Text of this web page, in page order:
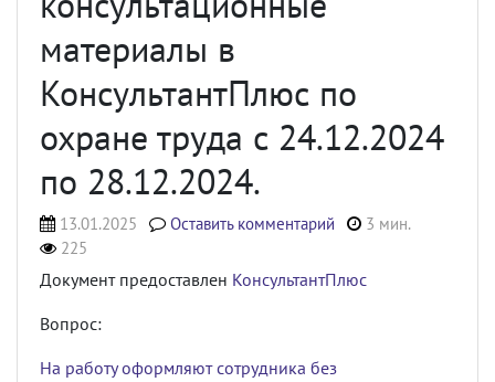
материалы в
КонсультантПлюс по
охране труда с 24.12.2024
по 28.12.2024.
13.01.2025 Оставить комментарий
3 мин.
225
Документ предоставлен КонсультантПлюс
Вопрос:
На работу оформляют сотрудника без